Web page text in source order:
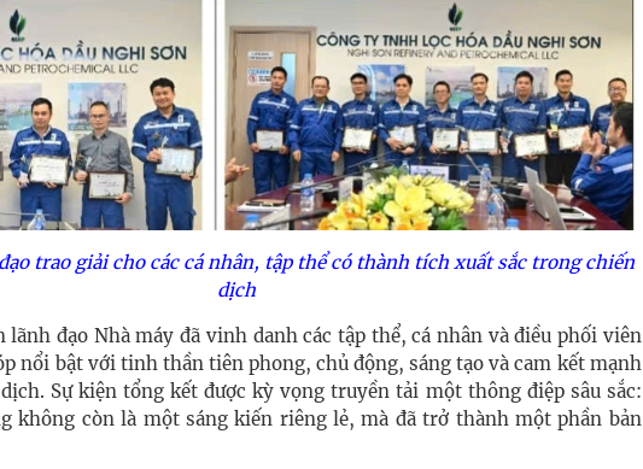
trao giải cho các cá nhân, tập thể có thành tích xuất sắc trong chiến
dịch
lãnh đạo Nhà máy đã vinh danh các tập thể, cá nhân và điều phối viên
nổi bật với tinh thần tiên phong, chủ động, sáng tạo và cam kết mạnh
Sự kiện tổng kết được kỳ vọng truyền tải một thông điệp sâu sắc:
không còn là một sáng kiến riêng lẻ, mà đã trở thành một phần bản